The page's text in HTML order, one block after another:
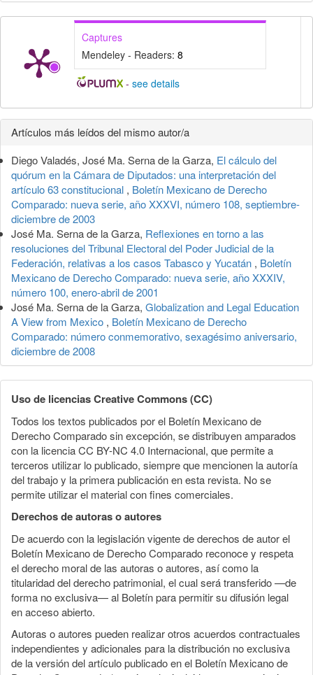
Captures
Mendeley - Readers: 8
- see details
Detalles
del
artículo
Artículos más leídos del mismo autor/a
Diego Valadés, José Ma. Serna de la Garza, El cálculo del
quórum en la Cámara de Diputados: una interpretación del
artículo 63 constitucional , Boletín Mexicano de Derecho
Comparado: nueva serie, año XXXVI, número 108, septiembre-
diciembre de 2003
José Ma. Serna de la Garza, Reflexiones en torno a las
resoluciones del Tribunal Electoral del Poder Judicial de la
Federación, relativas a los casos Tabasco y Yucatán , Boletín
Mexicano de Derecho Comparado: nueva serie, año XXXIV,
número 100, enero-abril de 2001
José Ma. Serna de la Garza, Globalization and Legal Education
A View from Mexico , Boletín Mexicano de Derecho
Comparado: número conmemorativo, sexagésimo aniversario,
diciembre de 2008
Uso de licencias Creative Commons (CC)
Todos los textos publicados por el Boletín Mexicano de
Derecho Comparado sin excepción, se distribuyen amparados
con la licencia CC BY-NC 4.0 Internacional, que permite a
terceros utilizar lo publicado, siempre que mencionen la autoría
del trabajo y la primera publicación en esta revista. No se
permite utilizar el material con fines comerciales.
Derechos de autoras o autores
De acuerdo con la legislación vigente de derechos de autor el
Boletín Mexicano de Derecho Comparado reconoce y respeta
el derecho moral de las autoras o autores, así como la
titularidad del derecho patrimonial, el cual será transferido —de
forma no exclusiva— al Boletín para permitir su difusión legal
en acceso abierto.
Autoras o autores pueden realizar otros acuerdos contractuales
independientes y adicionales para la distribución no exclusiva
de la versión del artículo publicado en el Boletín Mexicano de